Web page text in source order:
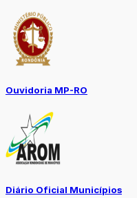
Ouvidoria MP-RO
Diário Oficial Municípios